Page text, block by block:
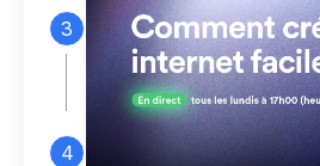
Personnalisez
designpour créer un
à votre image
Ajoutez des pages